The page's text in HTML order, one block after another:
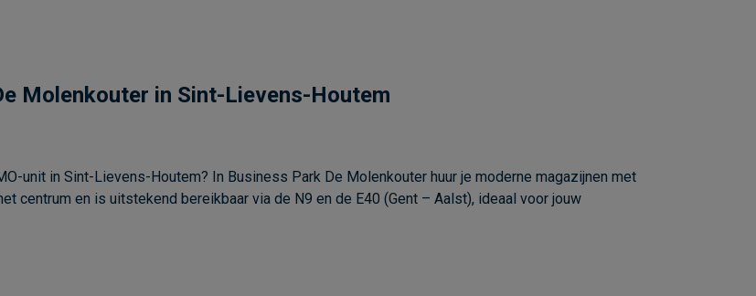
Molenkouter in Sint-Lievens-Houtem
unit in Sint-Lievens-Houtem? In Business Park De Molenkouter huur je moderne magazijnen met
centrum en is uitstekend bereikbaar via de N9 en de E40 (Gent – Aalst), ideaal voor jouw